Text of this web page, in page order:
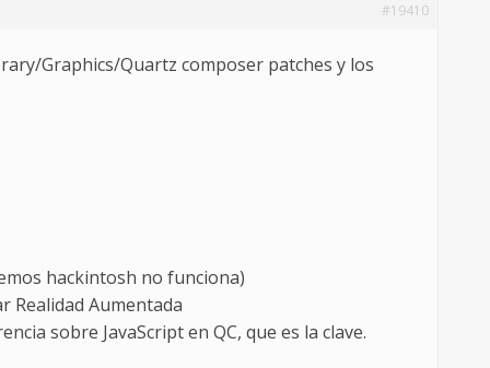
#19410
Graphics/Quartz composer patches y los
hackintosh no funciona)
Aumentada
sobre JavaScript en QC, que es la clave.